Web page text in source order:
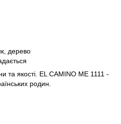
дерево
та якості. EL CAMINO ME 1111 -
родин.